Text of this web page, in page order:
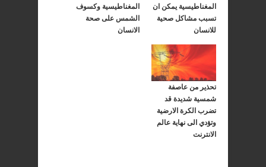
المغناطيسية يمكن ان
تسبب مشاكل صحية
للانسان
المغناطيسية وكسوف
الشمس على صحة
الانسان
تحذير من عاصفة
شمسية شديدة قد
تضرب الكرة الارضية
وتؤدي الى نهاية عالم
الانترنت